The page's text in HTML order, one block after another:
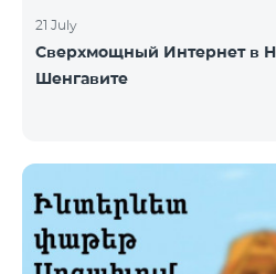
21 July
Сверхмощный Интернет в
Шенгавите